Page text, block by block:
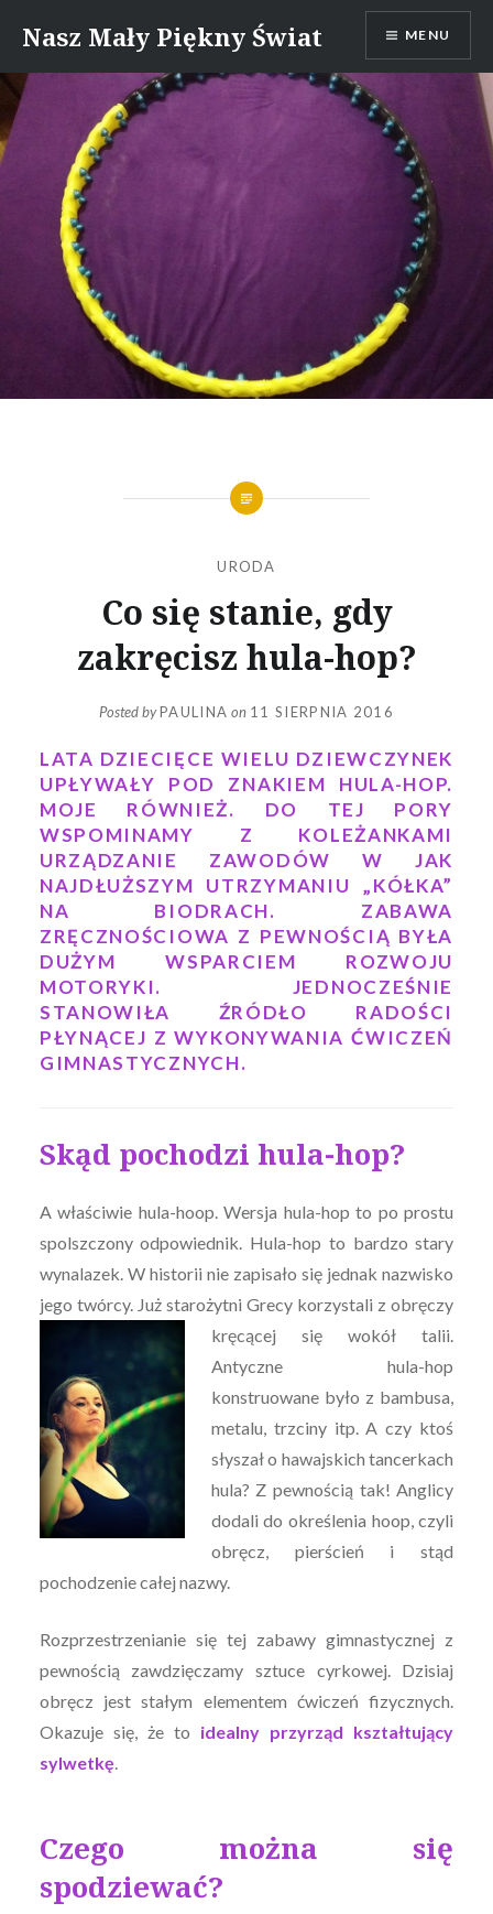
content
Nasz Mały Piękny Świat MENU
URODA
Co się stanie, gdy
zakręcisz hula-hop?
Posted byPAULINA on 11 SIERPNIA 2016
LATA DZIECIĘCE WIELU DZIEWCZYNEK
UPŁYWAŁY POD ZNAKIEM HULA-HOP.
MOJE RÓWNIEŻ. DO TEJ PORY
WSPOMINAMY Z KOLEŻANKAMI
URZĄDZANIE ZAWODÓW W JAK
NAJDŁUŻSZYM UTRZYMANIU „KÓŁKA”
NA BIODRACH. ZABAWA
ZRĘCZNOŚCIOWA Z PEWNOŚCIĄ BYŁA
DUŻYM WSPARCIEM ROZWOJU
MOTORYKI. JEDNOCZEŚNIE
STANOWIŁA ŹRÓDŁO RADOŚCI
PŁYNĄCEJ Z WYKONYWANIA ĆWICZEŃ
GIMNASTYCZNYCH.
Skąd pochodzi hula-hop?
A właściwie hula-hoop. Wersja hula-hop to po prostu
spolszczony odpowiednik. Hula-hop to bardzo stary
wynalazek. W historii nie zapisało się jednak nazwisko
jego twórcy. Już starożytni Grecy korzystali z obręczy
kręcącej się wokół talii.
Antyczne hula-hop
konstruowane było z bambusa,
metalu, trzciny itp. A czy ktoś
słyszał o hawajskich tancerkach
hula? Z pewnością tak! Anglicy
dodali do określenia hoop, czyli
obręcz, pierścień i stąd
pochodzenie całej nazwy.
Rozprzestrzenianie się tej zabawy gimnastycznej z
pewnością zawdzięczamy sztuce cyrkowej. Dzisiaj
obręcz jest stałym elementem ćwiczeń fizycznych.
Okazuje się, że to idealny przyrząd kształtujący
sylwetkę.
Czego można się
spodziewać?